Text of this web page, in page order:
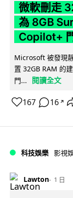
微軟刪走
為 8GB
Copilot+
Microsoft 被發現
置 32GB RAM 的
門...
閱讀全文
167 16 ↗
科技娛樂 影視
Lawton 1 日